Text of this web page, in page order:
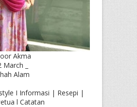
Akma
_
Alam
I Informasi | Resepi |
l Catatan